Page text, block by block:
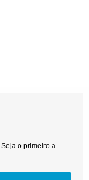
o primeiro a